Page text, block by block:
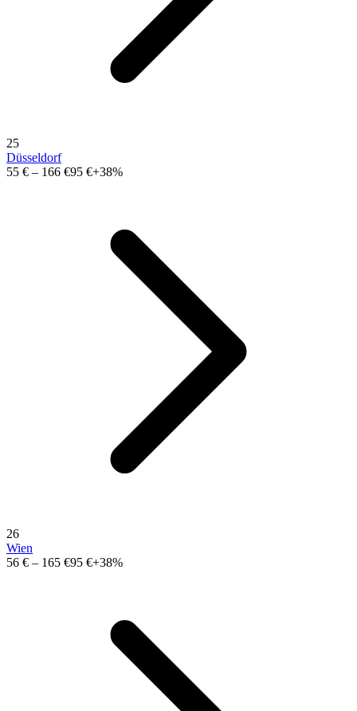
25
Düsseldorf
55 € – 166 €95 €+38%
26
Wien
56 € – 165 €95 €+38%